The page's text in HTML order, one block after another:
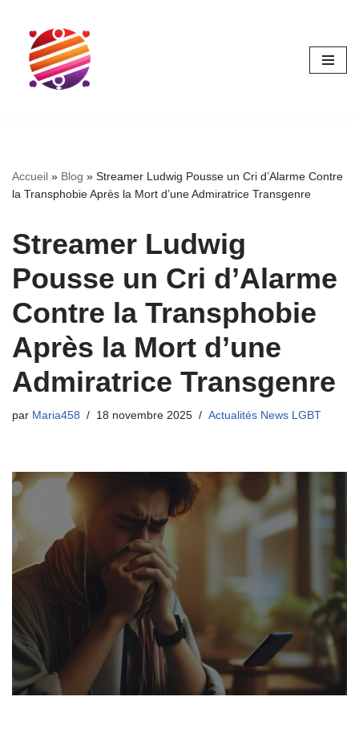
Aller
contenu
Accueil » Blog » Streamer Ludwig Pousse un Cri d’Alarme Contre
la Transphobie Après la Mort d’une Admiratrice Transgenre
Streamer Ludwig
Pousse un Cri d’Alarme
Contre la Transphobie
Après la Mort d’une
Admiratrice Transgenre
par Maria458 18 novembre 2025 Actualités News LGBT